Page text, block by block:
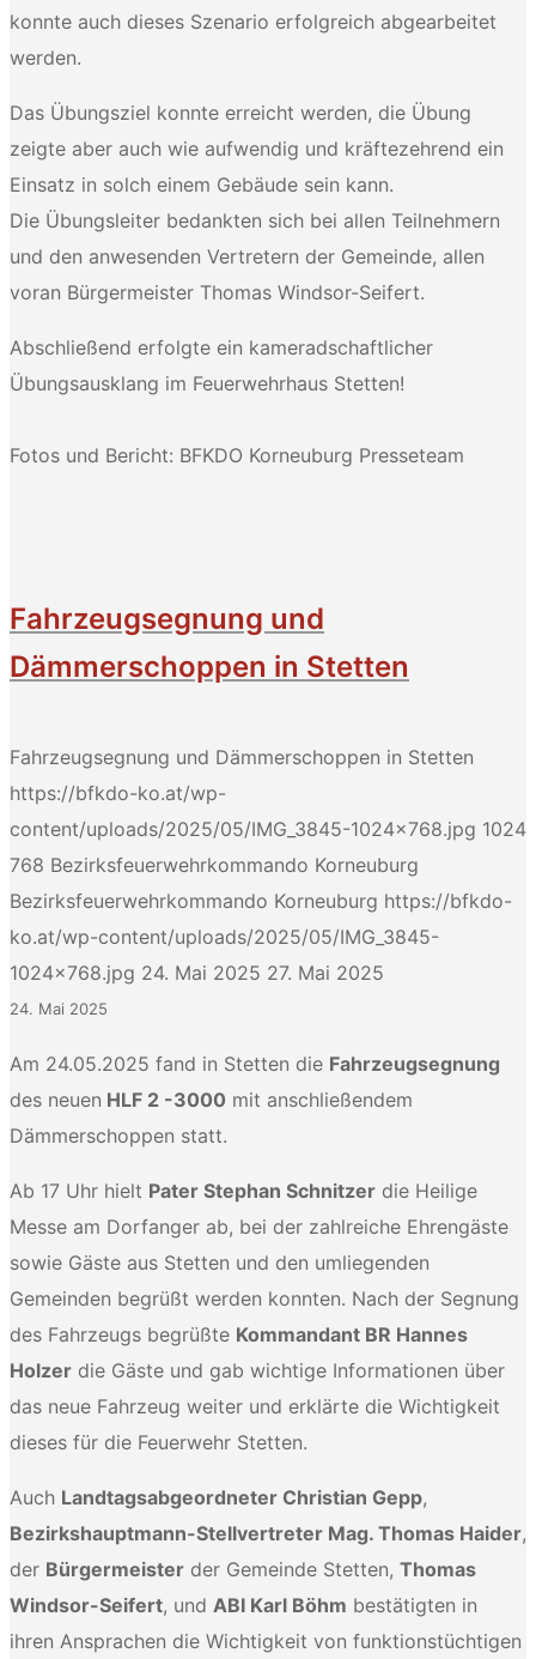
konnte auch dieses Szenario erfolgreich abgearbeitet
werden.
Das Übungsziel konnte erreicht werden, die Übung
zeigte aber auch wie aufwendig und kräftezehrend ein
Einsatz in solch einem Gebäude sein kann.
Die Übungsleiter bedankten sich bei allen Teilnehmern
und den anwesenden Vertretern der Gemeinde, allen
voran Bürgermeister Thomas Windsor-Seifert.
Abschließend erfolgte ein kameradschaftlicher
Übungsausklang im Feuerwehrhaus Stetten!
Fotos und Bericht: BFKDO Korneuburg Presseteam
Fahrzeugsegnung und
Dämmerschoppen in Stetten
Fahrzeugsegnung und Dämmerschoppen in Stetten
https://bfkdo-ko.at/wp-
content/uploads/2025/05/IMG_3845-1024x768.jpg 1024
768 Bezirksfeuerwehrkommando Korneuburg
Bezirksfeuerwehrkommando Korneuburg https://bfkdo-
ko.at/wp-content/uploads/2025/05/IMG_3845-
1024x768.jpg 24. Mai 2025 27. Mai 2025
24. Mai 2025
Am 24.05.2025 fand in Stetten die Fahrzeugsegnung
des neuen HLF 2 -3000 mit anschließendem
Dämmerschoppen statt.
Ab 17 Uhr hielt Pater Stephan Schnitzer die Heilige
Messe am Dorfanger ab, bei der zahlreiche Ehrengäste
sowie Gäste aus Stetten und den umliegenden
Gemeinden begrüßt werden konnten. Nach der Segnung
des Fahrzeugs begrüßte Kommandant BR Hannes
Holzer die Gäste und gab wichtige Informationen über
das neue Fahrzeug weiter und erklärte die Wichtigkeit
dieses für die Feuerwehr Stetten.
Auch Landtagsabgeordneter Christian Gepp,
Bezirkshauptmann-Stellvertreter Mag. Thomas Haider,
der Bürgermeister der Gemeinde Stetten, Thomas
Windsor-Seifert, und ABI Karl Böhm bestätigten in
ihren Ansprachen die Wichtigkeit von funktionstüchtigen